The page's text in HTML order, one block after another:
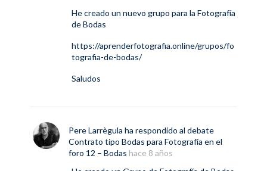
He creado un nuevo grupo para la Fotografía
de Bodas
https://aprenderfotografia.online/grupos/fo
tografia-de-bodas/
Saludos
Pere Larrègula ha respondido al debate
Contrato tipo Bodas para Fotografía en el
foro 12 – Bodas hace 8 años